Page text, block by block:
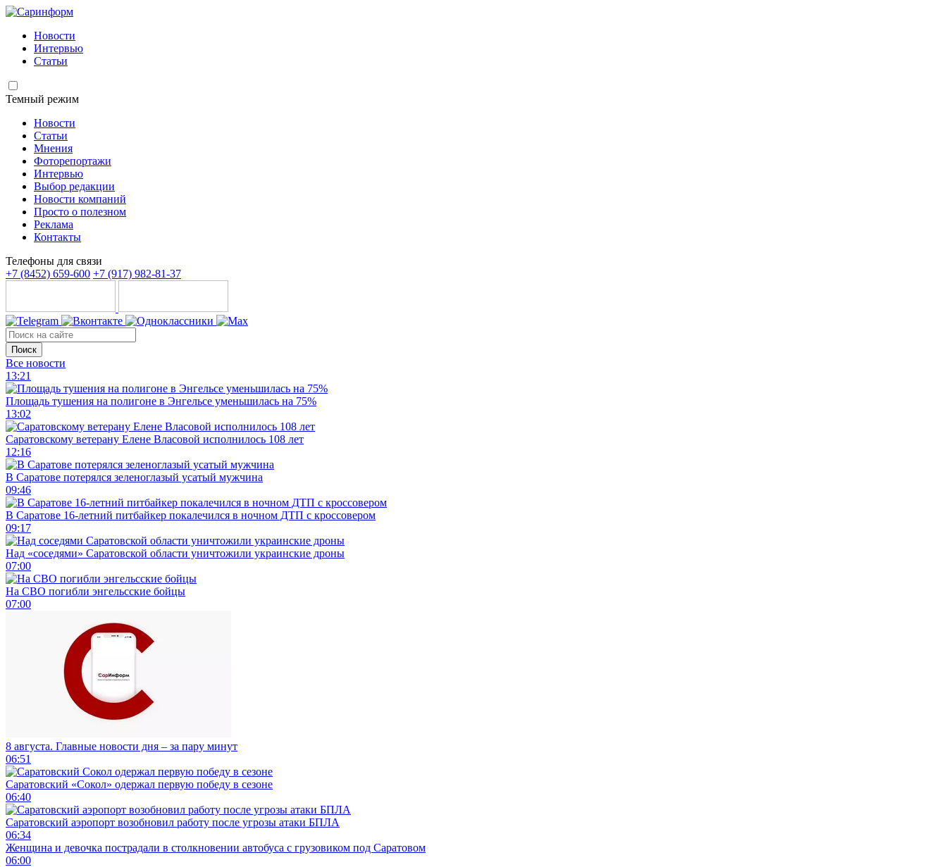
Новости
Интервью
Статьи
Темный режим
Новости
Статьи
Мнения
Фоторепортажи
Интервью
Выбор редакции
Новости компаний
Просто о полезном
Реклама
Контакты
Телефоны для связи
+7 (8452) 659-600 +7 (917) 982-81-37
Поиск
Все новости
13:21
Площадь тушения на полигоне в Энгельсе уменьшилась на 75%
13:02
Саратовскому ветерану Елене Власовой исполнилось 108 лет
12:16
В Саратове потерялся зеленоглазый усатый мужчина
09:46
В Саратове 16-летний питбайкер покалечился в ночном ДТП с кроссовером
09:17
Над «соседями» Саратовской области уничтожили украинские дроны
07:00
На СВО погибли энгельсские бойцы
07:00
8 августа. Главные новости дня – за пару минут
06:51
Саратовский «Сокол» одержал первую победу в сезоне
06:40
Саратовский аэропорт возобновил работу после угрозы атаки БПЛА
06:34
Женщина и девочка пострадали в столкновении автобуса с грузовиком под Саратовом
06:00